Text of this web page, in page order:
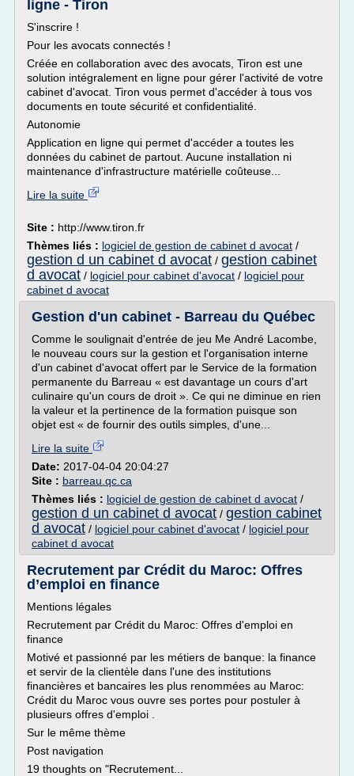
ligne - Tiron
S'inscrire !
Pour les avocats connectés !
Créée en collaboration avec des avocats, Tiron est une
solution intégralement en ligne pour gérer l'activité de votre
cabinet d'avocat. Tiron vous permet d'accéder à tous vos
documents en toute sécurité et confidentialité.
Autonomie
Application en ligne qui permet d'accéder a toutes les
données du cabinet de partout. Aucune installation ni
maintenance d'infrastructure matérielle coûteuse...
Lire la suite
Site : http://www.tiron.fr
Thèmes liés : logiciel de gestion de cabinet d avocat /
gestion d un cabinet d avocat / gestion cabinet
d avocat / logiciel pour cabinet d'avocat / logiciel pour
cabinet d avocat
Gestion d'un cabinet - Barreau du Québec
Comme le soulignait d'entrée de jeu Me André Lacombe,
le nouveau cours sur la gestion et l'organisation interne
d'un cabinet d'avocat offert par le Service de la formation
permanente du Barreau « est davantage un cours d'art
culinaire qu'un cours de droit ». Ce qui ne diminue en rien
la valeur et la pertinence de la formation puisque son
objet est « de fournir des outils simples, d'une...
Lire la suite
Date: 2017-04-04 20:04:27
Site : barreau.qc.ca
Thèmes liés : logiciel de gestion de cabinet d avocat /
gestion d un cabinet d avocat / gestion cabinet
d avocat / logiciel pour cabinet d'avocat / logiciel pour
cabinet d avocat
Recrutement par Crédit du Maroc: Offres
d’emploi en finance
Mentions légales
Recrutement par Crédit du Maroc: Offres d'emploi en
finance
Motivé et passionné par les métiers de banque: la finance
et servir de la clientèle dans l'une des institutions
financières et bancaires les plus renommées au Maroc:
Crédit du Maroc vous ouvre ses portes pour postuler à
plusieurs offres d'emploi .
Sur le même thème
Post navigation
19 thoughts on "Recrutement...